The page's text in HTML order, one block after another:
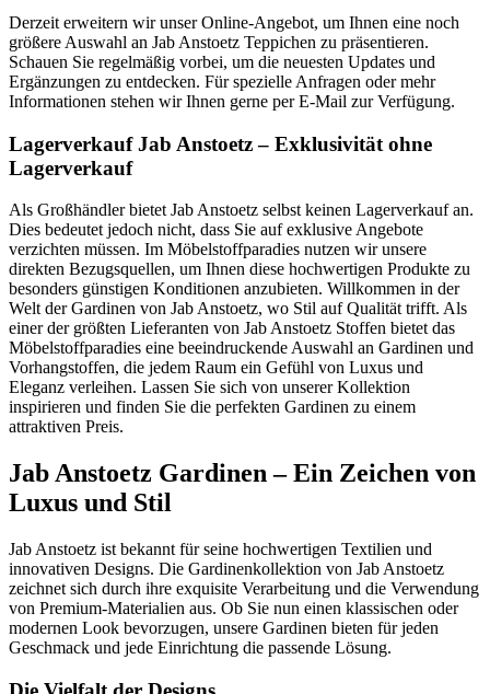
Derzeit erweitern wir unser Online-Angebot, um Ihnen eine noch
größere Auswahl an Jab Anstoetz Teppichen zu präsentieren.
Schauen Sie regelmäßig vorbei, um die neuesten Updates und
Ergänzungen zu entdecken. Für spezielle Anfragen oder mehr
Informationen stehen wir Ihnen gerne per E-Mail zur Verfügung.
Lagerverkauf Jab Anstoetz – Exklusivität ohne
Lagerverkauf
Als Großhändler bietet Jab Anstoetz selbst keinen Lagerverkauf an.
Dies bedeutet jedoch nicht, dass Sie auf exklusive Angebote
verzichten müssen. Im Möbelstoffparadies nutzen wir unsere
direkten Bezugsquellen, um Ihnen diese hochwertigen Produkte zu
besonders günstigen Konditionen anzubieten. Willkommen in der
Welt der Gardinen von Jab Anstoetz, wo Stil auf Qualität trifft. Als
einer der größten Lieferanten von Jab Anstoetz Stoffen bietet das
Möbelstoffparadies eine beeindruckende Auswahl an Gardinen und
Vorhangstoffen, die jedem Raum ein Gefühl von Luxus und
Eleganz verleihen. Lassen Sie sich von unserer Kollektion
inspirieren und finden Sie die perfekten Gardinen zu einem
attraktiven Preis.
Jab Anstoetz Gardinen – Ein Zeichen von
Luxus und Stil
Jab Anstoetz ist bekannt für seine hochwertigen Textilien und
innovativen Designs. Die Gardinenkollektion von Jab Anstoetz
zeichnet sich durch ihre exquisite Verarbeitung und die Verwendung
von Premium-Materialien aus. Ob Sie nun einen klassischen oder
modernen Look bevorzugen, unsere Gardinen bieten für jeden
Geschmack und jede Einrichtung die passende Lösung.